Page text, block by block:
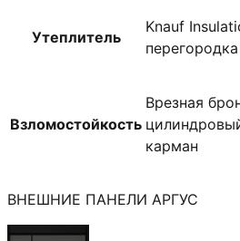
Утеплитель
Knauf
перегородка
Взломостойкость
Врезная
карман
ВНЕШНИЕ ПАНЕЛИ АРГУС